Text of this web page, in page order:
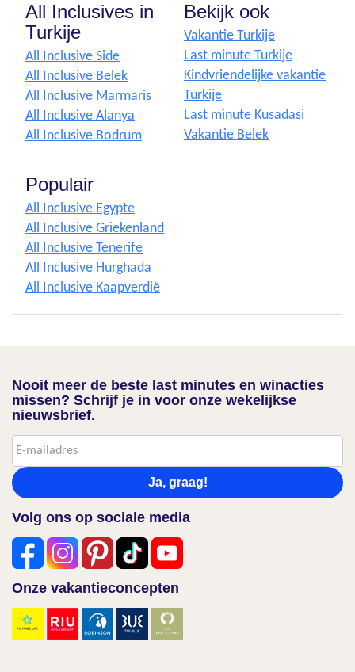
All Inclusives in
Turkije
All Inclusive Side
All Inclusive Belek
All Inclusive Marmaris
All Inclusive Alanya
All Inclusive Bodrum
Bekijk ook
Vakantie Turkije
Last minute Turkije
Kindvriendelijke vakantie
Turkije
Last minute Kusadasi
Vakantie Belek
Populair
All Inclusive Egypte
All Inclusive Griekenland
All Inclusive Tenerife
All Inclusive Hurghada
All Inclusive Kaapverdië
Nooit meer de beste last minutes en winacties
missen? Schrijf je in voor onze wekelijkse
nieuwsbrief.
Ja, graag!
Volg ons op sociale media
Onze vakantieconcepten